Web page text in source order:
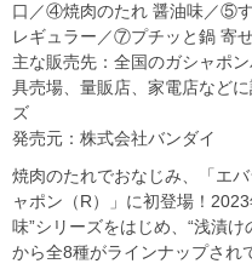
口／④焼肉のたれ 醤油味／⑤
レギュラー／⑦プチッと鍋 寄
主な販売先：全国のガシャポ
具売場、量販店、家電店など
ズ
発売元：株式会社バンダイ
焼肉のたれでおなじみ、「エ
ャポン（R）」に初登場！
味”シリーズをはじめ、“浅漬け
から全8種がラインナップされ